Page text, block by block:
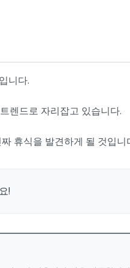
니다.
렌드로 자리잡고 있습니다.
휴식을 발견하게 될 것입니
!